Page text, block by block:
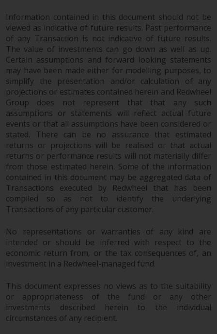
der Anforderungen an
Investmentfonds, Anlegern
bestimmte regelmäßige und
standardisierte Preis- und
Bewertungsinformationen zur
Verfügung zu stellen. Qualifizierte
potenzielle Anleger sollten vor
einer Anlage in diese Fonds das
Angebotsprospekt und andere
zugehörige Fondsdokumente
konsultieren, um eine
vollständige Liste der Risiken und
andere relevante Informationen
zu erhalten.
Produkte und Dienstleistungen
Diese Website beschreibt die
Fähigkeiten von Redwheel und
dient nur zu
auf dieser Website enthaltenen
Materialien soll ein
Verkaufsangebot oder eine
Aufforderung oder Aufforderung
Information contained in this document should not be
viewed as indicative of future results. Past performance
of any Transaction is not indicative of future results.
The value of investments can go down as well as up.
Certain assumptions and forward looking statements
may have been made either for modelling purposes, to
simplify the presentation and/or calculation of any
projections or estimates contained herein and Redwheel
Group does not represent that that any such
assumptions or statements will reflect actual future
events or that all assumptions have been considered or
stated. There can be no assurance that estimated
returns or projections will be realised or that actual
returns or performance results will not materially differ
from those estimated herein. Some of the information
contained in this document may be aggregated data of
Transactions executed by Redwheel that has been
compiled so as not to identify the underlying
Transactions of any particular customer.
No representations or warranties of any kind are
intended or should be inferred with respect to the
economic return from, or the tax consequences of, an
investment in a Redwheel-managed fund.
This document expresses no views as to the suitability
or appropriateness of the fund or any other
investments described herein to the individual
circumstances of any recipient.